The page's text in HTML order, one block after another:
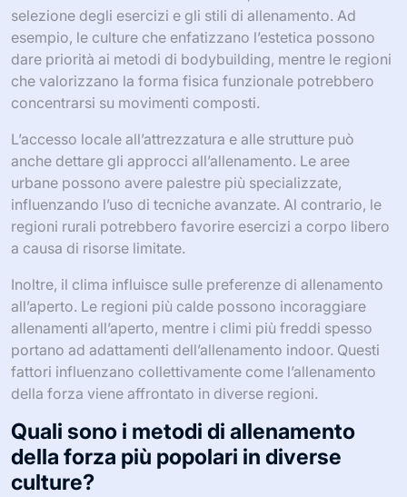
selezione degli esercizi e gli stili di allenamento. Ad
esempio, le culture che enfatizzano l’estetica possono
dare priorità ai metodi di bodybuilding, mentre le regioni
che valorizzano la forma fisica funzionale potrebbero
concentrarsi su movimenti composti.
L’accesso locale all’attrezzatura e alle strutture può
anche dettare gli approcci all’allenamento. Le aree
urbane possono avere palestre più specializzate,
influenzando l’uso di tecniche avanzate. Al contrario, le
regioni rurali potrebbero favorire esercizi a corpo libero
a causa di risorse limitate.
Inoltre, il clima influisce sulle preferenze di allenamento
all’aperto. Le regioni più calde possono incoraggiare
allenamenti all’aperto, mentre i climi più freddi spesso
portano ad adattamenti dell’allenamento indoor. Questi
fattori influenzano collettivamente come l’allenamento
della forza viene affrontato in diverse regioni.
Quali sono i metodi di allenamento
della forza più popolari in diverse
culture?